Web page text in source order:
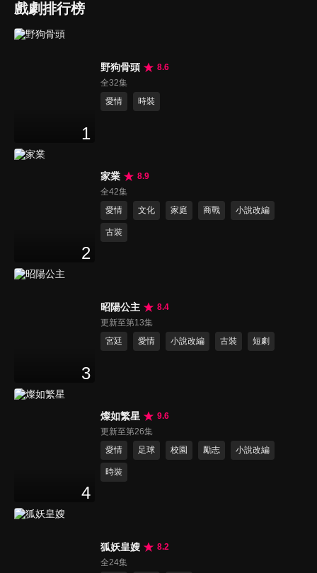
戲劇排行榜
1
野狗骨頭
8.6
全32集
愛情
時裝
2
家業
8.9
全42集
愛情
文化 家庭 商戰 小說改編
古裝
3
昭陽公主
8.4
更新至第13集
宮廷
愛情 小說改編 古裝 短劇
4
燦如繁星
9.6
更新至第26集
愛情
足球 校園 勵志 小說改編
時裝
狐妖皇嫂
8.2
全24集